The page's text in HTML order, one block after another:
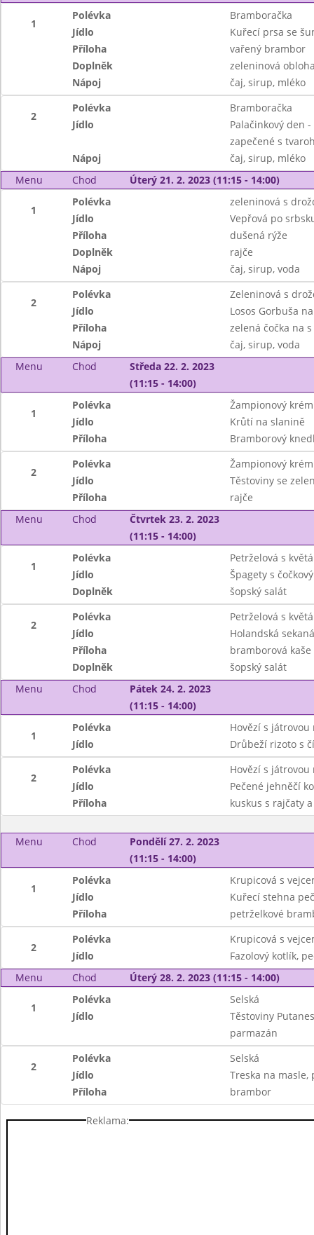
1
Polévka
Bramboračka
Jídlo
Kuřecí prsa se
Příloha
vařený brambor
Doplněk
zeleninová
Nápoj
čaj, sirup, mléko
2
Polévka
Bramboračka
Jídlo
Palačinkový den
zapečené s
Nápoj
čaj, sirup, mléko
Menu
Chod Úterý 21. 2. 2023 (11:15 - 14:00)
1
Polévka
zeleninová s
Jídlo
Vepřová po
Příloha
dušená rýže
Doplněk
rajče
Nápoj
čaj, sirup, voda
2
Polévka
Zeleninová s
Jídlo
Losos Gorbuša
Příloha
zelená čočka na
Nápoj
čaj, sirup, voda
Menu
Chod
Středa 22. 2. 2023
(11:15 - 14:00)
1
Polévka
Žampionový krém
Jídlo
Krůtí na slanině
Příloha
Bramborový
2
Polévka
Žampionový krém
Jídlo
Těstoviny se
Příloha
rajče
Menu
Chod
Čtvrtek 23. 2. 2023
(11:15 - 14:00)
1
Polévka
Petrželová s
Jídlo
Špagety s
Doplněk
šopský salát
2
Polévka
Petrželová s
Jídlo
Holandská
Příloha
bramborová kaše
Doplněk
šopský salát
Menu
Chod
Pátek 24. 2. 2023
(11:15 - 14:00)
1
Polévka
Hovězí s játrovou
Jídlo
Drůbeží rizoto s
2
Polévka
Hovězí s játrovou
Jídlo
Pečené jehněčí
Příloha
kuskus s rajčaty
Menu Chod
Pondělí 27. 2. 2023
(11:15 - 14:00)
1
Polévka
Krupicová s
Jídlo
Kuřecí stehna
Příloha
petrželkové
2
Polévka
Krupicová s
Jídlo
Fazolový kotlík,
Menu
Chod Úterý 28. 2. 2023 (11:15 - 14:00)
1
Polévka
Selská
Jídlo
Těstoviny
parmazán
2
Polévka
Selská
Jídlo
Treska na masle,
Příloha
brambor
Reklama: